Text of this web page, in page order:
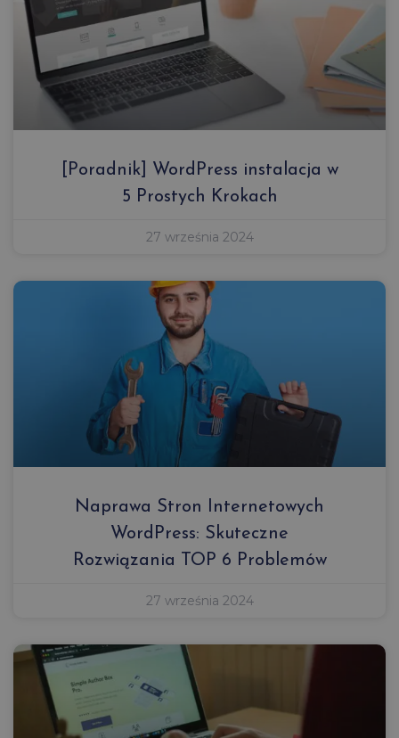
[Poradnik] WordPress instalacja w
5 Prostych Krokach
27 września 2024
Naprawa Stron Internetowych
WordPress: Skuteczne
Rozwiązania TOP 6 Problemów
27 września 2024